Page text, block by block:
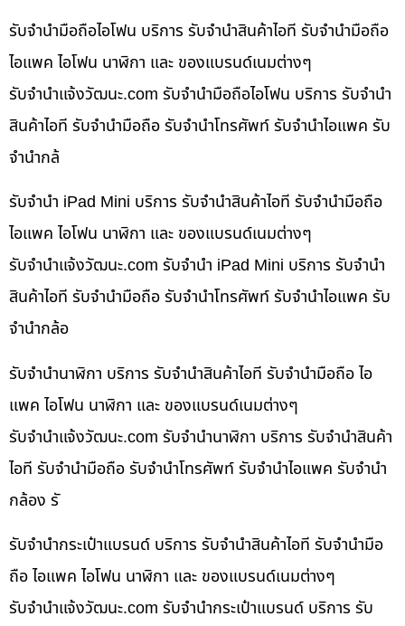
รับจำนำมือถือไอโฟน บริการ รับจำนำสินค้าไอที รับจำนำมือถือ
ไอแพค ไอโฟน นาฬิกา และ ของแบรนด์เนมต่างๆ
รับจํานําแจ้งวัฒนะ.com รับจำนำมือถือไอโฟน บริการ รับจำนำ
สินค้าไอที รับจำนำมือถือ รับจำนำโทรศัพท์ รับจำนำไอแพค รับ
จำนำกล้
รับจำนำ iPad Mini บริการ รับจำนำสินค้าไอที รับจำนำมือถือ
ไอแพค ไอโฟน นาฬิกา และ ของแบรนด์เนมต่างๆ
รับจํานําแจ้งวัฒนะ.com รับจำนำ iPad Mini บริการ รับจำนำ
สินค้าไอที รับจำนำมือถือ รับจำนำโทรศัพท์ รับจำนำไอแพค รับ
จำนำกล้อ
รับจำนำนาฬิกา บริการ รับจำนำสินค้าไอที รับจำนำมือถือ ไอ
แพค ไอโฟน นาฬิกา และ ของแบรนด์เนมต่างๆ
รับจํานําแจ้งวัฒนะ.com รับจำนำนาฬิกา บริการ รับจำนำสินค้า
ไอที รับจำนำมือถือ รับจำนำโทรศัพท์ รับจำนำไอแพค รับจำนำ
กล้อง รั
รับจำนำกระเป๋าแบรนด์ บริการ รับจำนำสินค้าไอที รับจำนำมือ
ถือ ไอแพค ไอโฟน นาฬิกา และ ของแบรนด์เนมต่างๆ
รับจํานําแจ้งวัฒนะ.com รับจำนำกระเป๋าแบรนด์ บริการ รับ